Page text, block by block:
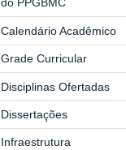
do PPGBMC
Calendário Acadêmico
Grade Curricular
Disciplinas Ofertadas
Dissertações
Infraestrutura